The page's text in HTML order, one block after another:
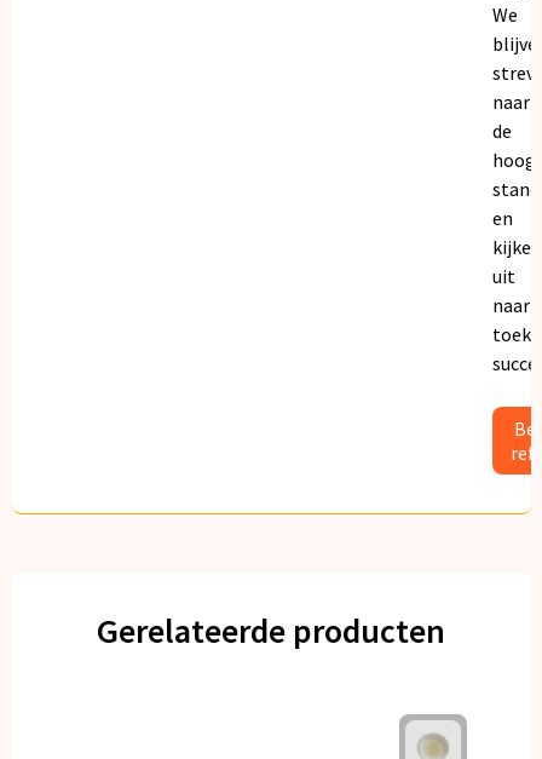
We
naar
de
en
kijken
uit
naar
Gerelateerde producten